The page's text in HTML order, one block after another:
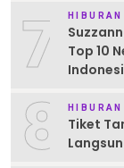
7 HIBURAN
Top 10
8 HIBURAN
Tiket